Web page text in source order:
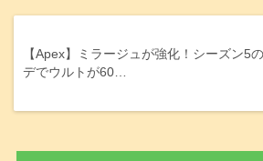
【Apex】ミラージュが強化！シーズン5
デでウルトが60…